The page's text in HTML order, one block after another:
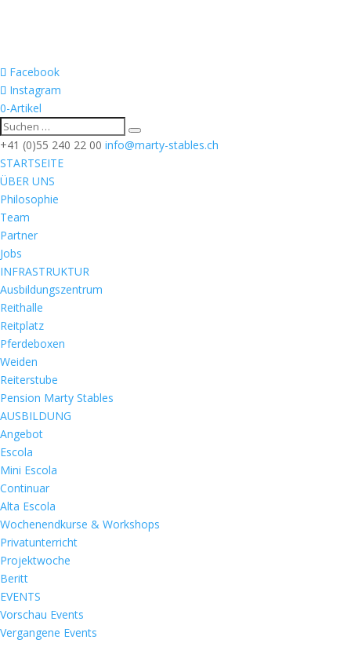
Facebook
Instagram
0-Artikel
+41 (0)55 240 22 00 info@marty-stables.ch
STARTSEITE
ÜBER UNS
Philosophie
Team
Partner
Jobs
INFRASTRUKTUR
Ausbildungszentrum
Reithalle
Reitplatz
Pferdeboxen
Weiden
Reiterstube
Pension Marty Stables
AUSBILDUNG
Angebot
Escola
Mini Escola
Continuar
Alta Escola
Wochenendkurse & Workshops
Privatunterricht
Projektwoche
Beritt
EVENTS
Vorschau Events
Vergangene Events